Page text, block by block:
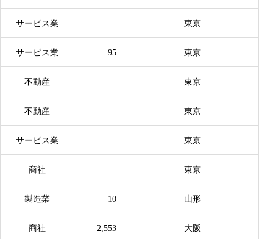
サービス業 東京
サービス業 95 東京
不動産 東京
不動産 東京
サービス業 東京
商社 東京
製造業 10 山形
商社 2,553 大阪